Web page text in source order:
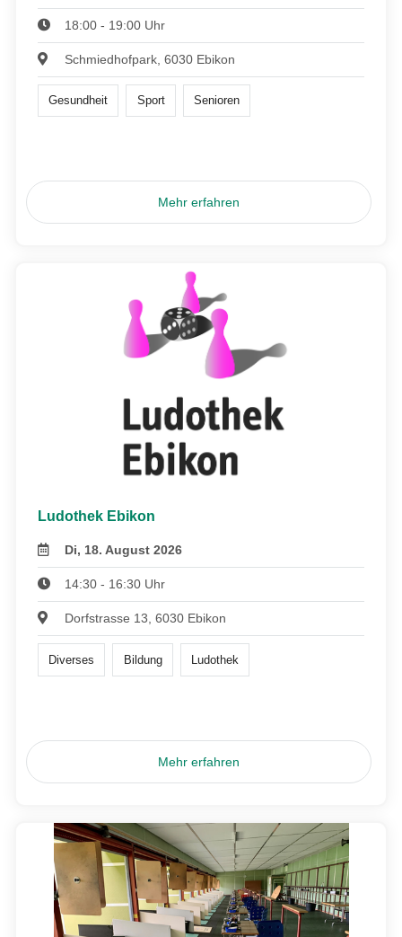
18:00 - 19:00 Uhr
Schmiedhofpark, 6030 Ebikon
Gesundheit Sport Senioren
Mehr erfahren
Ludothek Ebikon
Di, 18. August 2026
14:30 - 16:30 Uhr
Dorfstrasse 13, 6030 Ebikon
Diverses Bildung Ludothek
Mehr erfahren